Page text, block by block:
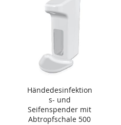
Händedesinfektion
s- und
Seifenspender mit
Abtropfschale 500